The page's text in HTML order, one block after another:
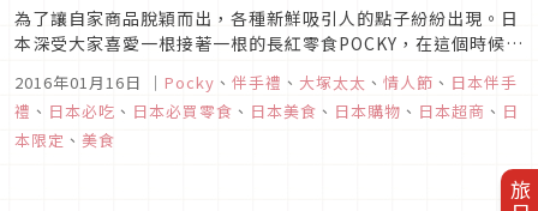
為了讓自家商品脫穎而出，各種新鮮吸引人的點子紛紛出現。日
本深受大家喜愛一根接著一根的長紅零食POCKY，在這個時候推
節巧克力送人喔！
2016年01月16日 ｜ Pocky 、 伴手禮 、 大塚太太 、 情人節 、 日本伴手
禮 、 日本必吃 、 日本必買零食 、 日本美食 、 日本購物 、 日本超商 、 日
本限定 、 美食